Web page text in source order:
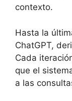
contexto.
Hasta la
ChatGPT,
Cada
que el
a las